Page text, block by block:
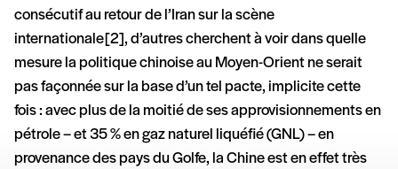
consécutif au retour de l’Iran sur la scène
internationale [2], d’autres cherchent à voir dans quelle
mesure la politique chinoise au Moyen-Orient ne serait
pas façonnée sur la base d’un tel pacte, implicite cette
fois : avec plus de la moitié de ses approvisionnements en
pétrole – et 35 % en gaz naturel liquéfié (GNL) – en
provenance des pays du Golfe, la Chine est en effet très